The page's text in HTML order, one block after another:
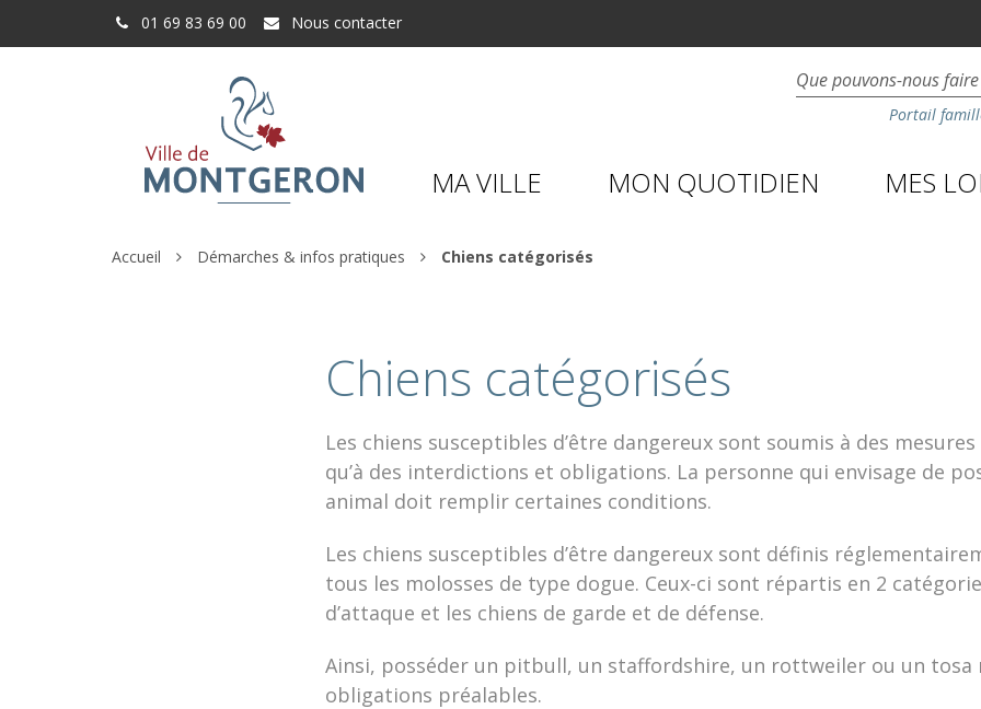
01 69 83 69 00 Nous contacter
Portail
MA VILLE MON QUOTIDIEN MES
Accueil Démarches & infos pratiques Chiens catégorisés
Chiens catégorisés
Les chiens susceptibles d’être dangereux sont soumis à des
qu’à des interdictions et obligations. La personne qui envisage de
animal doit remplir certaines conditions.
Les chiens susceptibles d’être dangereux sont définis
tous les molosses de type dogue. Ceux-ci sont répartis en 2
d’attaque et les chiens de garde et de défense.
Ainsi, posséder un pitbull, un staffordshire, un rottweiler ou un tosa
obligations préalables.